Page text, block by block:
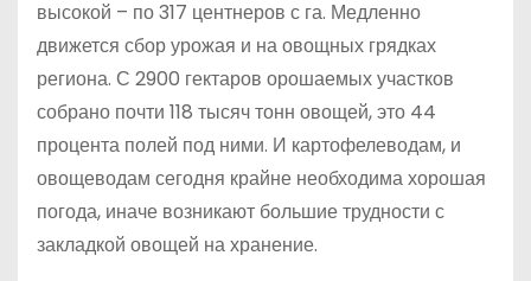
высокой – по 317 центнеров с га. Медленно
движется сбор урожая и на овощных грядках
региона. С 2900 гектаров орошаемых участков
собрано почти 118 тысяч тонн овощей, это 44
процента полей под ними. И картофелеводам, и
овощеводам сегодня крайне необходима хорошая
погода, иначе возникают большие трудности с
закладкой овощей на хранение.